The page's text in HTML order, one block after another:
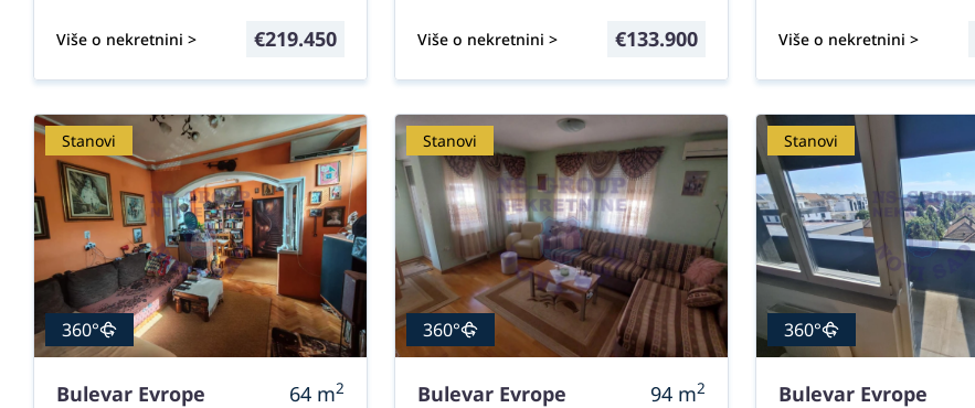
Više o nekretnini > €219.450 Više o nekretnini > €133.900 Više o nekretnini >
Stanovi
360°
Bulevar Evrope 64 m2
Stanovi
360°
Bulevar Evrope 94 m2
Stanovi
360°
Bulevar Evrope